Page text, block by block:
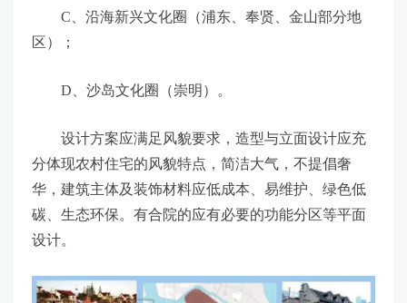
C、沿海新兴文化圈（浦东、奉贤、金山部分地
区）；
D、沙岛文化圈（崇明）。
设计方案应满足风貌要求，造型与立面设计应充
分体现农村住宅的风貌特点，简洁大气，不提倡奢
华，建筑主体及装饰材料应低成本、易维护、绿色低
碳、生态环保。有合院的应有必要的功能分区等平面
设计。